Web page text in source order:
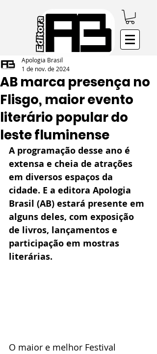
AB marca presença no
Flisgo, maior evento
literário popular do
leste fluminense
Apologia Brasil
1 de nov. de 2024
A programação desse ano é
extensa e cheia de atrações
em diversos espaços da
cidade. E a editora Apologia
Brasil (AB) estará presente em
alguns deles, com exposição
de livros, lançamentos e
participação em mostras
literárias.
O maior e melhor Festival